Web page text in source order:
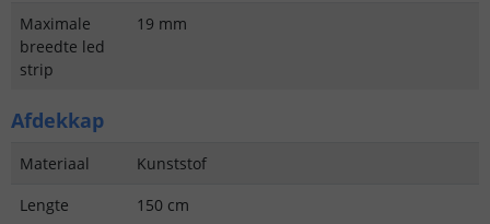
Maximale
breedte led
strip
19 mm
Afdekkap
Materiaal
Kunststof
Lengte
150 cm